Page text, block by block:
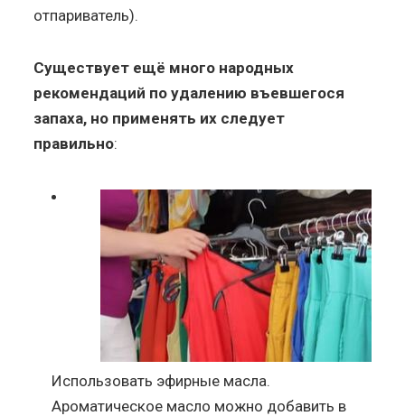
отпариватель).
Существует ещё много народных
рекомендаций по удалению въевшегося
запаха, но применять их следует
правильно:
Использовать эфирные масла.
Ароматическое масло можно добавить в